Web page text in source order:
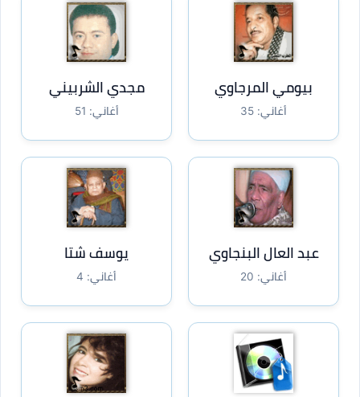
بيومي المرجاوي
أغاني: 35
مجدي الشربيني
أغاني: 51
عبد العال البنجاوي
أغاني: 20
يوسف شتا
أغاني: 4